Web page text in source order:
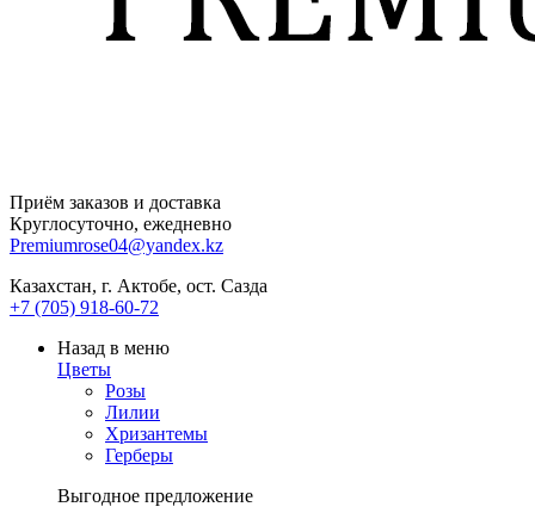
Приём заказов и доставка
Круглосуточно, ежедневно
Premiumrose04@yandex.kz
Казахстан, г. Актобе, ост. Сазда
+7 (705) 918-60-72
Назад в меню
Цветы
Розы
Лилии
Хризантемы
Герберы
Выгодное предложение